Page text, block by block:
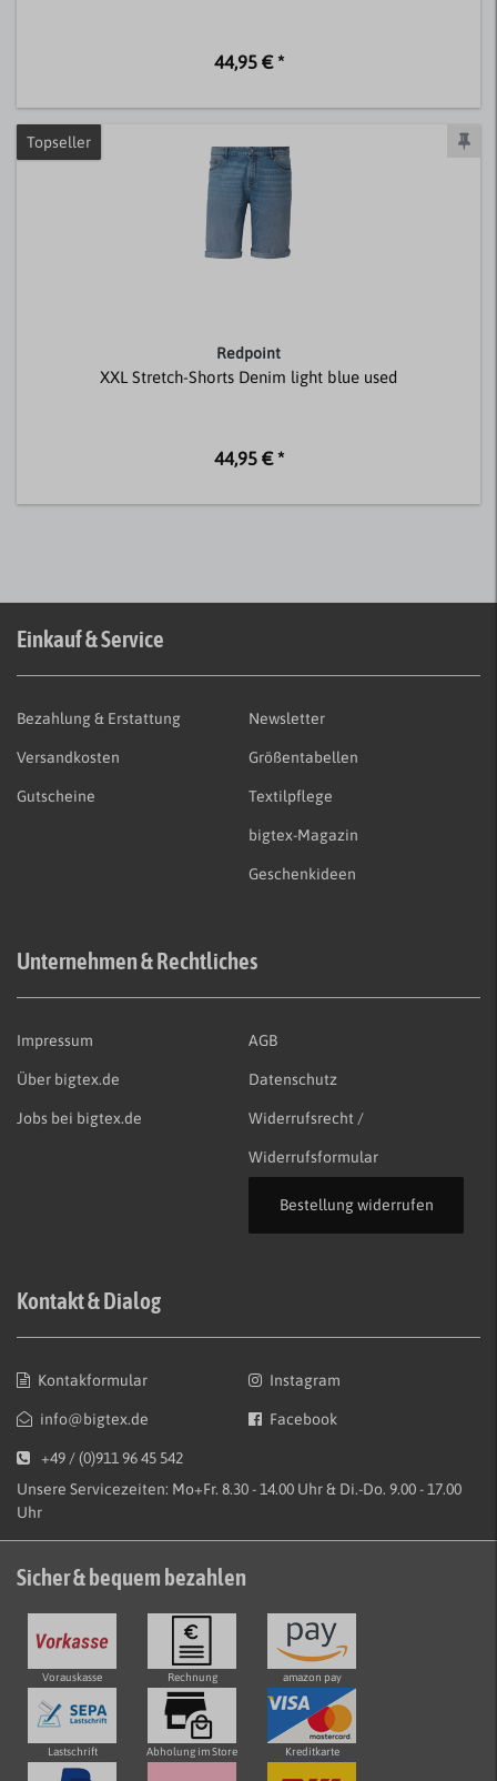
44,95 € *
Topseller
Redpoint
XXL Stretch-Shorts Denim light blue used
44,95 € *
Einkauf & Service
Bezahlung & Erstattung
Versandkosten
Gutscheine
Newsletter
Größentabellen
Textilpflege
bigtex-Magazin
Geschenkideen
Unternehmen & Rechtliches
Impressum
Über bigtex.de
Jobs bei bigtex.de
AGB
Datenschutz
Widerrufsrecht /
Widerrufsformular
Bestellung widerrufen
Kontakt & Dialog
Kontakformular
info@bigtex.de
Instagram
Facebook
+49 / (0)911 96 45 542
Unsere Servicezeiten: Mo+Fr. 8.30 - 14.00 Uhr & Di.-Do. 9.00 - 17.00
Uhr
Sicher & bequem bezahlen
Vorauskasse Rechnung amazon pay
Lastschrift Abholung im Store Kreditkarte